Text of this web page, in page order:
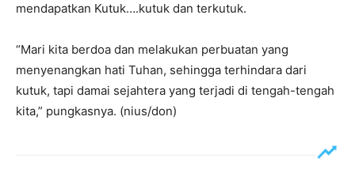
mendapatkan Kutuk….kutuk dan terkutuk.
“Mari kita berdoa dan melakukan perbuatan yang
menyenangkan hati Tuhan, sehingga terhindara dari
kutuk, tapi damai sejahtera yang terjadi di tengah-tengah
kita,” pungkasnya. (nius/don)